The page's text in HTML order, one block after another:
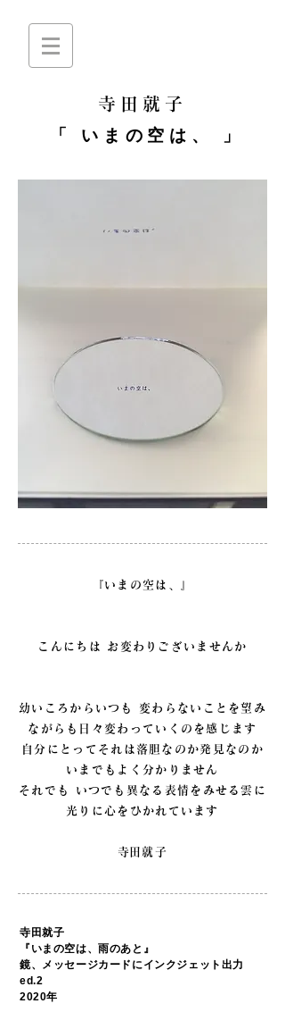
寺田就子
「 いまの空は、 」
『いまの空は、』
こんにちは お変わりございませんか
幼いころからいつも 変わらないことを望み
ながらも日々変わっていくのを感じます
自分にとってそれは落胆なのか発見なのか
いまでもよく分かりません
それでも いつでも異なる表情をみせる雲に
光りに心をひかれています
​寺田就子
寺田就子
『いまの空は、雨のあと』
鏡、メッセージカードにインクジェット出力
ed.2
2020年